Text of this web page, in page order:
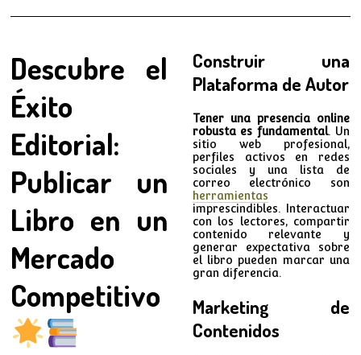
Descubre el
Éxito
Editorial:
Publicar un
Libro en un
Mercado
Construir una
Plataforma de Autor
Tener una presencia online
robusta es fundamental. Un
sitio web profesional,
perfiles activos en redes
sociales y una lista de
correo electrónico son
herramientas
imprescindibles. Interactuar
con los lectores, compartir
contenido relevante y
generar expectativa sobre
el libro pueden marcar una
gran diferencia.
Marketing de
Contenidos